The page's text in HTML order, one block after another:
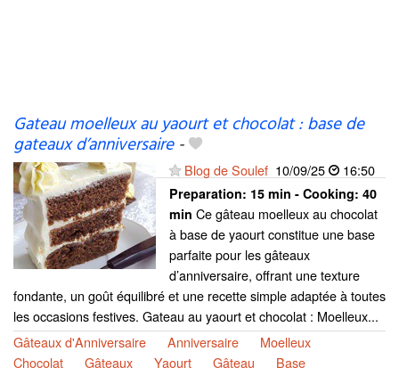
Gateau moelleux au yaourt et chocolat : base de
gateaux d’anniversaire-
Blog de Soulef 10/09/25 16:50
Preparation: 15 min - Cooking: 40
min Ce gâteau moelleux au chocolat
à base de yaourt constitue une base
parfaite pour les gâteaux
d’anniversaire, offrant une texture
fondante, un goût équilibré et une recette simple adaptée à toutes
les occasions festives. Gateau au yaourt et chocolat : Moelleux...
Gâteaux d'Anniversaire
Anniversaire
Moelleux
Chocolat
Gâteaux Yaourt Gâteau Base